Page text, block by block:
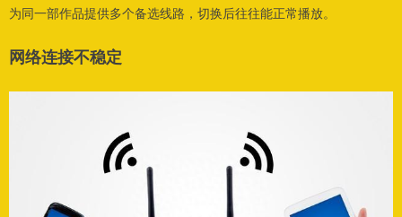
为同一部作品提供多个备选线路，切换后往往能正常播放。
网络连接不稳定